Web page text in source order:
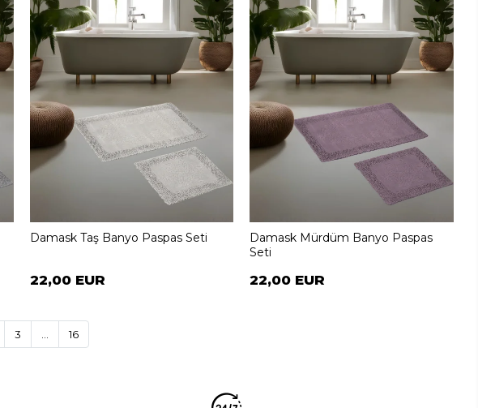
Damask Taş Banyo Paspas Seti
22,00 EUR
Damask Mürdüm Banyo Paspas
Seti
22,00 EUR
3 ... 16